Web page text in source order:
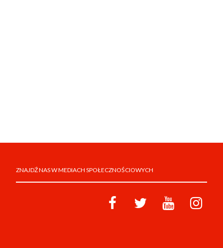
ZNAJDŹ NAS W MEDIACH SPOŁECZNOŚCIOWYCH